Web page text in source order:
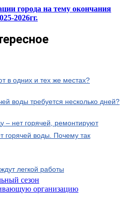
города на тему окончания
2026гг.
в одних и тех же местах?
воды требуется несколько дней?
– нет горячей, ремонтируют
горячей воды. Почему так
легкой работы
сезон
организацию